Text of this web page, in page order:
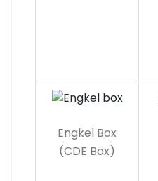
Engkel Box
(CDE Box)